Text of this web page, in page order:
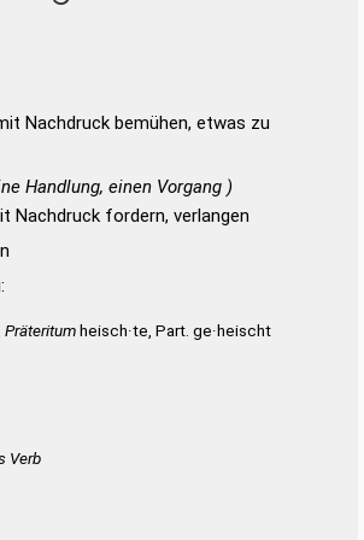
Nachdruck bemühen, etwas zu
Handlung, einen Vorgang )
Nachdruck fordern, verlangen
Präteritumheisch·te, Part. ge·heischt
Verb